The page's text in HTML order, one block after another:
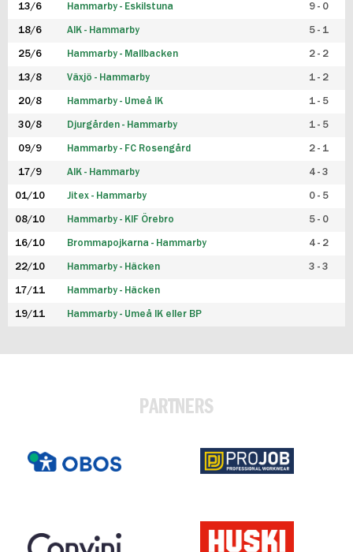
13/6 Hammarby - Eskilstuna 9 - 0
18/6 AIK - Hammarby 5 - 1
25/6 Hammarby - Mallbacken 2 - 2
13/8 Växjö - Hammarby 1 - 2
20/8 Hammarby - Umeå IK 1 - 5
30/8 Djurgården - Hammarby 1 - 5
09/9 Hammarby - FC Rosengård 2 - 1
17/9 AIK - Hammarby 4 - 3
01/10 Jitex - Hammarby 0 - 5
08/10 Hammarby - KIF Örebro 5 - 0
16/10 Brommapojkarna - Hammarby 4 - 2
22/10 Hammarby - Häcken 3 - 3
17/11 Hammarby - Häcken
19/11 Hammarby - Umeå IK eller BP
PARTNERS